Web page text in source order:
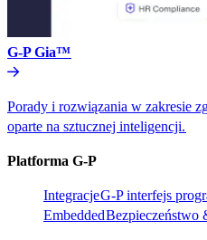
G-P Gia™​​
Porady i rozwiązania w zakresie
oparte na sztucznej inteligencji.​​
Platforma G-P​​
Integracje​​G-P interfejs
Embedded​​Bezpieczeństwo